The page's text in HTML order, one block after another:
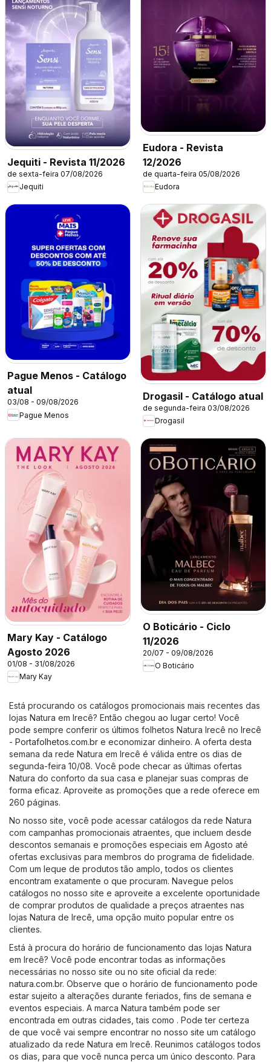
Jequiti - Revista 11/2026
de sexta-feira 07/08/2026
Jequiti
Eudora - Revista
12/2026
de quarta-feira 05/08/2026
Eudora
Pague Menos - Catálogo
atual
03/08 - 09/08/2026
Pague Menos
Drogasil - Catálogo atual
de segunda-feira 03/08/2026
Drogasil
Mary Kay - Catálogo
Agosto 2026
01/08 - 31/08/2026
Mary Kay
O Boticário - Ciclo
11/2026
20/07 - 09/08/2026
O Boticário
Está procurando os catálogos promocionais mais recentes das
lojas Natura em Irecê? Então chegou ao lugar certo! Você
pode sempre conferir os últimos folhetos Natura Irecê no Irecê
- Portafolhetos.com.br e economizar dinheiro. A oferta desta
semana da rede Natura em Irecê é válida entre os dias de
segunda-feira 10/08. Você pode checar as últimas ofertas
Natura do conforto da sua casa e planejar suas compras de
forma eficaz. Aproveite as promoções que a rede oferece em
260 páginas.
No nosso site, você pode acessar catálogos da rede Natura
com campanhas promocionais atraentes, que incluem desde
descontos semanais e promoções especiais em Agosto até
ofertas exclusivas para membros do programa de fidelidade.
Com um leque de produtos tão amplo, todos os clientes
encontram exatamente o que procuram. Navegue pelos
catálogos no nosso site e aproveite a excelente oportunidade
de comprar produtos de qualidade a preços atraentes nas
lojas Natura de Irecê, uma opção muito popular entre os
clientes.
Está à procura do horário de funcionamento das lojas Natura
em Irecê? Você pode encontrar todas as informações
necessárias no nosso site ou no site oficial da rede:
natura.com.br. Observe que o horário de funcionamento pode
estar sujeito a alterações durante feriados, fins de semana e
eventos especiais. A marca Natura também pode ser
encontrada em outras cidades, tais como . Pode ter certeza
de que você vai sempre encontrar no nosso site um catálogo
atualizado da rede Natura em Irecê. Reunimos catálogos todos
os dias, para que você nunca perca um único desconto. Para